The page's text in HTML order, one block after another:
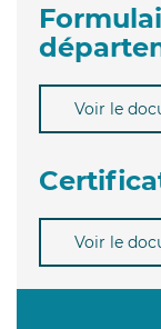
Voir le
Voir le